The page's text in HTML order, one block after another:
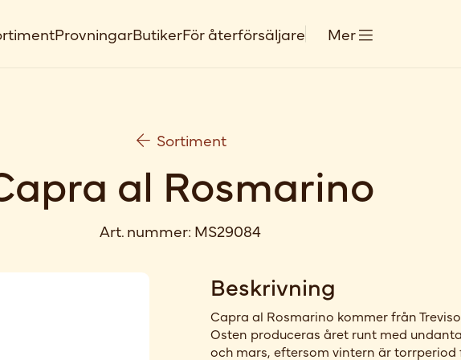
ProvningarButikerFör återförsäljare Mer
Sortiment
al Rosmarino
Art. nummer: MS29084
Beskrivning
Capra al Rosmarino kommer från
Osten produceras året runt med
och mars, eftersom vintern är